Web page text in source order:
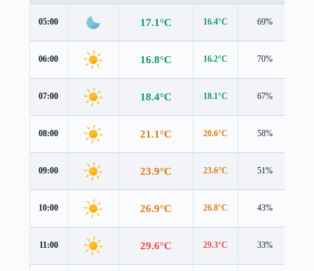
05:00 17.1°C 16.4°C 69%
06:00 16.8°C 16.2°C 70%
07:00 18.4°C 18.1°C 67%
08:00 21.1°C 20.6°C 58%
09:00 23.9°C 23.6°C 51%
10:00 26.9°C 26.8°C 43%
11:00 29.6°C 29.3°C 33%